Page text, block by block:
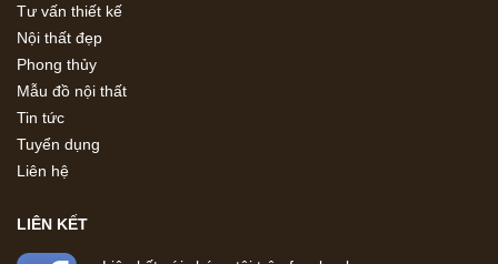
Tư vấn thiết kế
Nội thất đẹp
Phong thủy
Mẫu đồ nội thất
Tin tức
Tuyển dụng
Liên hệ
LIÊN KẾT